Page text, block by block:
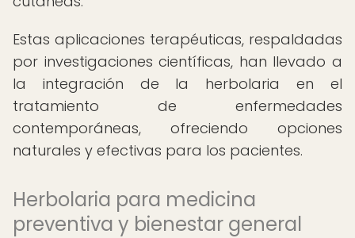
Estas aplicaciones terapéuticas, respaldadas
por investigaciones científicas, han llevado a
la integración de la herbolaria en el
tratamiento de enfermedades
contemporáneas, ofreciendo opciones
naturales y efectivas para los pacientes.
Herbolaria para medicina
preventiva y bienestar general